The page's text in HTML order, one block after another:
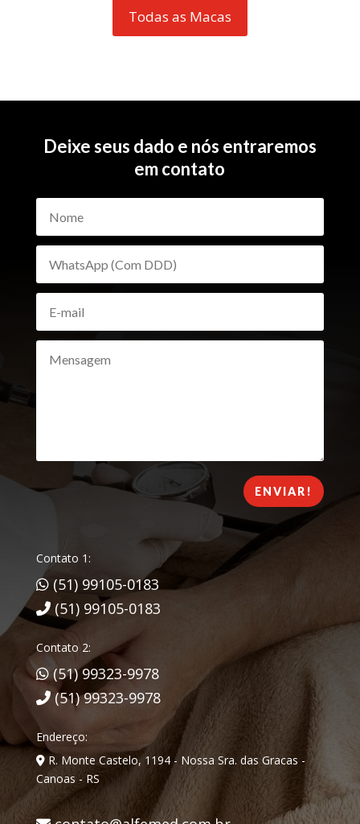
Todas as Macas
Deixe seus dado e nós entraremos
em contato
ENVIAR!
Contato 1:
(51) 99105-0183
(51) 99105-0183
Contato 2:
(51) 99323-9978
(51) 99323-9978
Endereço:
R. Monte Castelo, 1194 - Nossa Sra. das Gracas -
Canoas - RS